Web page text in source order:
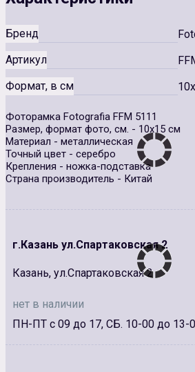
Бренд
Артикул
Формат, в см
Фоторамка Fotografia FFM 5111
Размер, формат фото, см. - 10х15 см
Материал - металлическая
Точный цвет - серебро
Крепления - ножка-подставка
Страна производитель - Китай
г.Казань ул.Спартаковская 2
Казань, ул.Спартаковская 2
нет в наличии
ПН-ПТ с 09 до 17, СБ. 10-00 до 13-